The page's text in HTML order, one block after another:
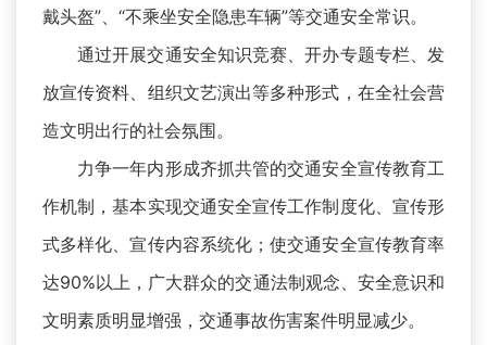
戴头盔”、“不乘坐安全隐患车辆”等交通安全常识。
通过开展交通安全知识竞赛、开办专题专栏、发
放宣传资料、组织文艺演出等多种形式，在全社会营
造文明出行的社会氛围。
力争一年内形成齐抓共管的交通安全宣传教育工
作机制，基本实现交通安全宣传工作制度化、宣传形
式多样化、宣传内容系统化；使交通安全宣传教育率
达90%以上，广大群众的交通法制观念、安全意识和
文明素质明显增强，交通事故伤害案件明显减少。